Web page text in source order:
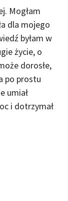
Mogłam
dla mojego
byłam w
życie, o
dorosłe,
po prostu
umiał
i dotrzymał